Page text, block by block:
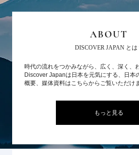
ABOUT
DISCOVER JAPAN とは
時代の流れをつかみながら、広く、深く、
Discover Japanは日本を元気にする、日本
概要、媒体資料はこちらからご覧いただけ
もっと見る